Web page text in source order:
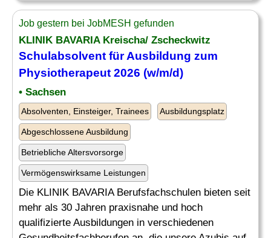
Job gestern bei JobMESH gefunden
KLINIK BAVARIA Kreischa/ Zscheckwitz
Schulabsolvent für Ausbildung zum
Physiotherapeut 2026 (w/m/d)
• Sachsen
Absolventen, Einsteiger, Trainees Ausbildungsplatz
Abgeschlossene Ausbildung
Betriebliche Altersvorsorge
Vermögenswirksame Leistungen
Die KLINIK BAVARIA Berufsfachschulen bieten seit
mehr als 30 Jahren praxisnahe und hoch
qualifizierte Ausbildungen in verschiedenen